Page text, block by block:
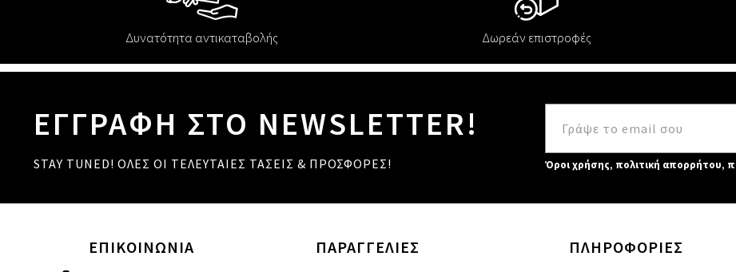
Δυνατότητα αντικαταβολής Δωρεάν επιστροφές
ΕΓΓΡΑΦΗ ΣΤΟ NEWSLETTER!
STAY TUNED! ΟΛΕΣ ΟΙ ΤΕΛΕΥΤΑΙΕΣ ΤΑΣΕΙΣ & ΠΡΟΣΦΟΡΕΣ! Όροι χρήσης, πολιτική απορρήτου,
ΕΠΙΚΟΙΝΩΝΙΑ ΠΑΡΑΓΓΕΛΙΕΣ ΠΛΗΡΟΦΟΡΙΕΣ